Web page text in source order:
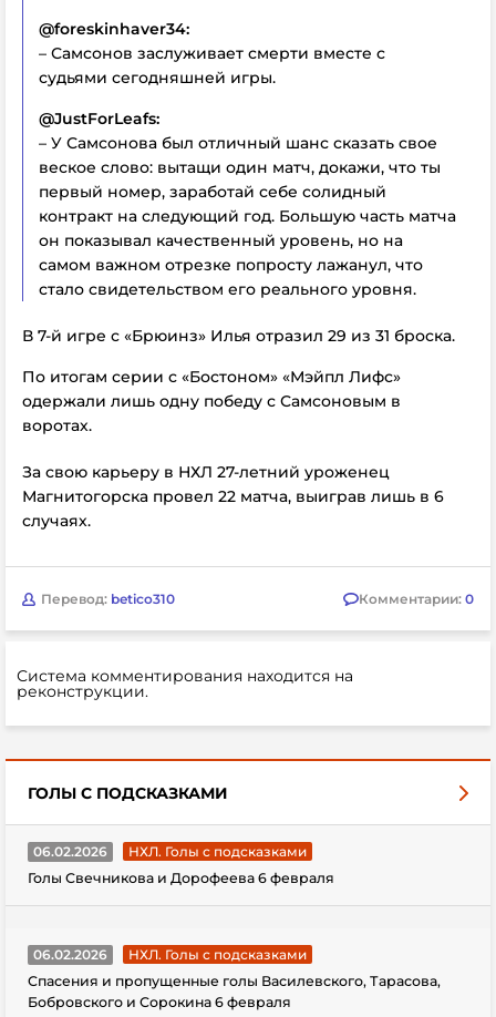
@foreskinhaver34:
– Самсонов заслуживает смерти вместе с
судьями сегодняшней игры.
@JustForLeafs:
– У Самсонова был отличный шанс сказать свое
веское слово: вытащи один матч, докажи, что ты
первый номер, заработай себе солидный
контракт на следующий год. Большую часть матча
он показывал качественный уровень, но на
самом важном отрезке попросту лажанул, что
стало свидетельством его реального уровня.
В 7-й игре с «Брюинз» Илья отразил 29 из 31 броска.
По итогам серии с «Бостоном» «Мэйпл Лифс»
одержали лишь одну победу с Самсоновым в
воротах.
За свою карьеру в НХЛ 27-летний уроженец
Магнитогорска провел 22 матча, выиграв лишь в 6
случаях.
Перевод: betico310 Комментарии: 0
Система комментирования находится на
реконструкции.
ГОЛЫ С ПОДСКАЗКАМИ
06.02.2026
НХЛ. Голы с подсказками
Голы Свечникова и Дорофеева 6 февраля
06.02.2026
НХЛ. Голы с подсказками
Спасения и пропущенные голы Василевского, Тарасова,
Бобровского и Сорокина 6 февраля